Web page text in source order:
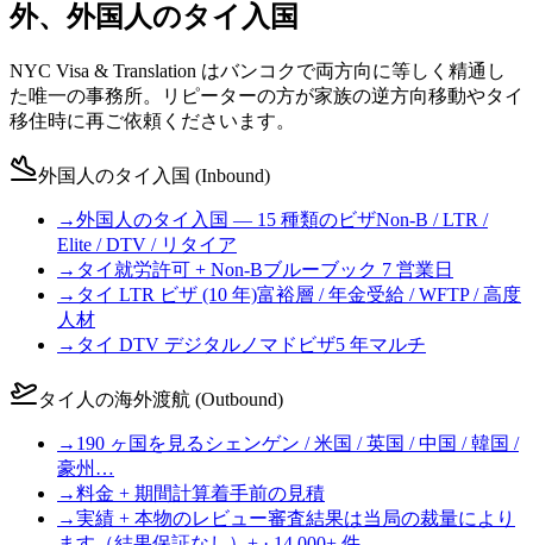
外、外国人のタイ入国
NYC Visa & Translation はバンコクで両方向に等しく精通し
た唯一の事務所。リピーターの方が家族の逆方向移動やタイ
移住時に再ご依頼くださいます。
外国人のタイ入国 (Inbound)
→外国人のタイ入国 — 15 種類のビザNon-B / LTR /
Elite / DTV / リタイア
→ タイ就労許可 + Non-Bブルーブック 7 営業日
→ タイ LTR ビザ (10 年)富裕層 / 年金受給 / WFTP / 高度
人材
→ タイ DTV デジタルノマドビザ5 年マルチ
タイ人の海外渡航 (Outbound)
→ 190 ヶ国を見る シェンゲン / 米国 / 英国 / 中国 / 韓国 /
豪州…
→料金 + 期間計算着手前の見積
→実績 + 本物のレビュー審査結果は当局の裁量により